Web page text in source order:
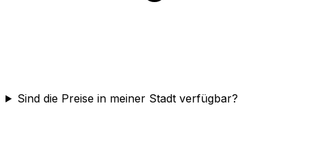
Sind die Preise in meiner Stadt verfügbar?